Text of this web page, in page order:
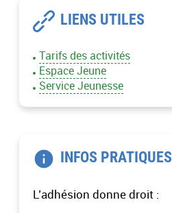
LIENS UTILES
Tarifs des activités
Espace Jeune
Service Jeunesse
INFOS PRATIQUES
L’adhésion donne droit :